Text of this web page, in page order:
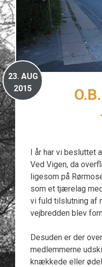
23. AUG
2015
I år har vi besluttet
Ved Vigen, da
ligesom på
som et tjærelag
vi fuld tilslutning af
vejbredden blev
Desuden er der
medlemmerne
knækkede eller